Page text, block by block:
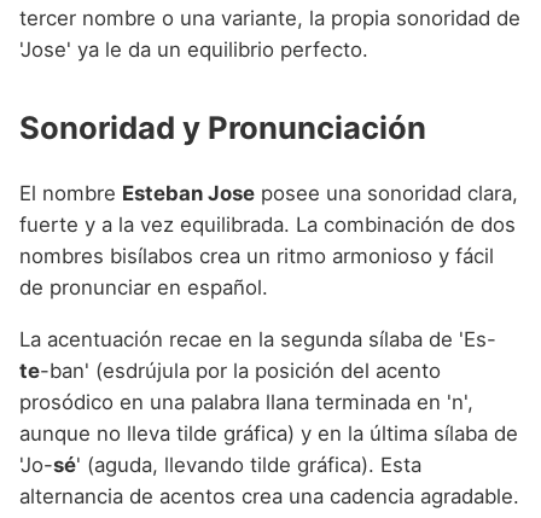
tercer nombre o una variante, la propia sonoridad de
'Jose' ya le da un equilibrio perfecto.
Sonoridad y Pronunciación
El nombre Esteban Jose posee una sonoridad clara,
fuerte y a la vez equilibrada. La combinación de dos
nombres bisílabos crea un ritmo armonioso y fácil
de pronunciar en español.
La acentuación recae en la segunda sílaba de 'Es-
te-ban' (esdrújula por la posición del acento
prosódico en una palabra llana terminada en 'n',
aunque no lleva tilde gráfica) y en la última sílaba de
'Jo-sé' (aguda, llevando tilde gráfica). Esta
alternancia de acentos crea una cadencia agradable.